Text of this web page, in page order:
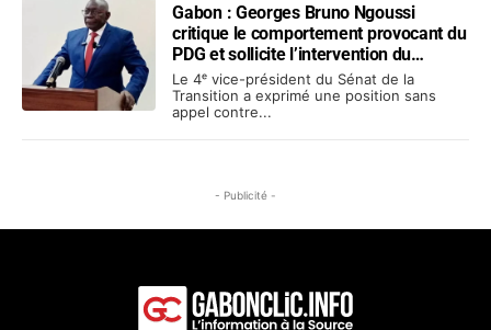
Gabon : Georges Bruno Ngoussi
critique le comportement provocant du
PDG et sollicite l’intervention du
Président de la Transition
Le 4ᵉ vice-président du Sénat de la
Transition a exprimé une position sans
appel contre...
- Publicité -